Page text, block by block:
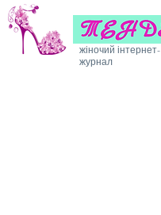
жіночий інтернет-
журнал